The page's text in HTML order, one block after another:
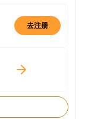
去注册